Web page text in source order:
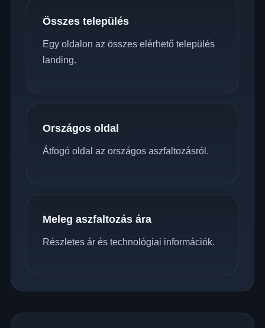
Összes település
Egy oldalon az összes elérhető település
landing.
Országos oldal
Átfogó oldal az országos aszfaltozásról.
Meleg aszfaltozás ára
Részletes ár és technológiai információk.